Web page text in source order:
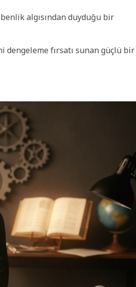
algısından duyduğu bir
fırsatı sunan güçlü bir